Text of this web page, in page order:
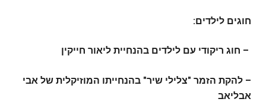
חוגים לילדים:
– חוג ריקודי עם לילדים בהנחיית ליאור חייקין
– להקת הזמר "צלילי שיר" בהנחייתו המוזיקלית של אבי
אבליאב